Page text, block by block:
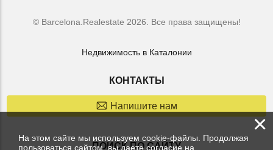
© Barcelona.Realestate 2026. Все права защищены!
Недвижимость в Каталонии
КОНТАКТЫ
Напишите нам
ПОИСК ПО САЙТУ
×
На этом сайте мы используем cookie-файлы. Продолжая
пользоваться сайтом, вы даете согласие на